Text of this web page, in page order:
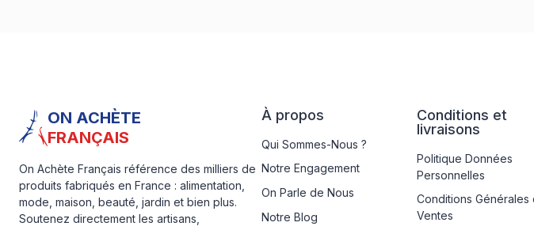
ON ACHÈTE
FRANÇAIS
On Achète Français référence des milliers de
produits fabriqués en France : alimentation,
mode, maison, beauté, jardin et bien plus.
Soutenez directement les artisans,
À propos
Qui Sommes-Nous ?
Notre Engagement
On Parle de Nous
Notre Blog
Conditions et
livraisons
Politique Données
Personnelles
Conditions Générales
Ventes